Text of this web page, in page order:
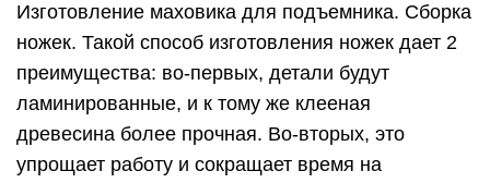
Изготовление маховика для подъемника. Сборка
ножек. Такой способ изготовления ножек дает 2
преимущества: во-первых, детали будут
ламинированные, и к тому же клееная
древесина более прочная. Во-вторых, это
упрощает работу и сокращает время на